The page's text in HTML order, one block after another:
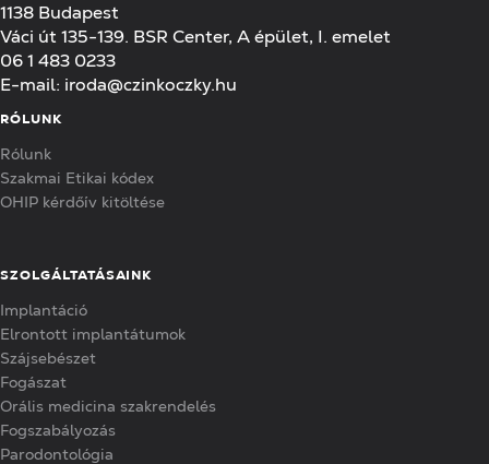
1138 Budapest
Váci út 135-139. BSR Center, A épület, I. emelet
06 1 483 0233
E-mail: iroda@czinkoczky.hu
RÓLUNK
Rólunk
Szakmai Etikai kódex
OHIP kérdőív kitöltése
SZOLGÁLTATÁSAINK
Implantáció
Elrontott implantátumok
Szájsebészet
Fogászat
Orális medicina szakrendelés
Fogszabályozás
Parodontológia